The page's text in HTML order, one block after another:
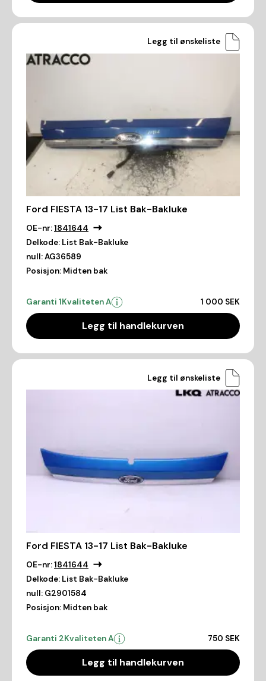
Legg til ønskeliste
Ford FIESTA 13-17 List Bak-Bakluke
OE-nr:1841644
Delkode: List Bak-Bakluke
null:AG36589
Posisjon: Midten bak
Garanti 1Kvaliteten A 1 000 SEK
Legg til handlekurven
Legg til ønskeliste
Ford FIESTA 13-17 List Bak-Bakluke
OE-nr:1841644
Delkode: List Bak-Bakluke
null: G2901584
Posisjon: Midten bak
Garanti 2Kvaliteten A 750 SEK
Legg til handlekurven